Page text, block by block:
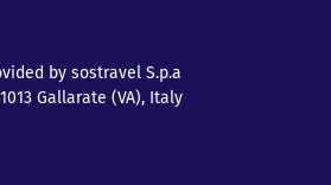
by sostravel S.p.a
Gallarate (VA), Italy